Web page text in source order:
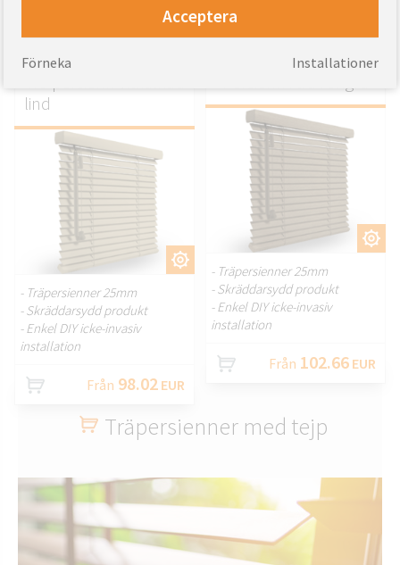
ANPASSA.
lind
- Träpersienner 25mm
- Skräddarsydd produkt
- Enkel DIY icke-invasiv
installation
Från 98.02 EUR
ANPASSA.
- Träpersienner 25mm
- Skräddarsydd produkt
- Enkel DIY icke-invasiv
installation
Från 102.66 EUR
Träpersienner med tejp
Acceptera
Installationer
Förneka